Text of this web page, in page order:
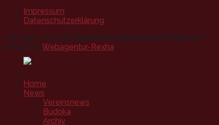
Impressum
Datenschutzerklärung
Copyright 2026 © Taekwondo Sportverein Cinar e.V.
Design byWebagentur-Rexha
Home
News
Vereinsnews
Budoka
Archiv